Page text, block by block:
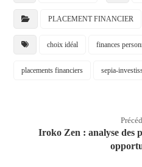
PLACEMENT FINANCIER
choix idéal finances
placements financiers sepia-
Iroko Zen : analyse des